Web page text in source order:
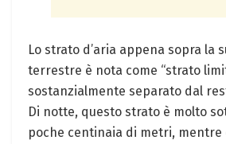
Lo strato d’aria appena sopra la
terrestre è nota come “strato
sostanzialmente separato dal
Di notte, questo strato è molto
poche centinaia di metri,